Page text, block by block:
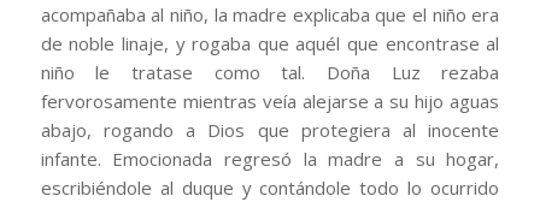
acompañaba al niño, la madre explicaba que el niño era
de noble linaje, y rogaba que aquél que encontrase al
niño le tratase como tal. Doña Luz rezaba
fervorosamente mientras veía alejarse a su hijo aguas
abajo, rogando a Dios que protegiera al inocente
infante. Emocionada regresó la madre a su hogar,
escribiéndole al duque y contándole todo lo ocurrido